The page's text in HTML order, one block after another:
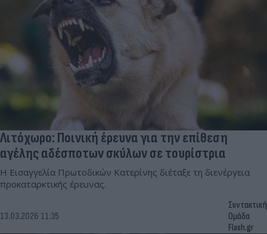
Λιτόχωρο: Ποινική έρευνα για την επίθεση
αγέλης αδέσποτων σκύλων σε τουρίστρια
Η Εισαγγελία Πρωτοδικών Κατερίνης διέταξε τη διενέργεια
προκαταρκτικής έρευνας.
13.03.2026 11:35
Συντακτική
Ομάδα
Flash.gr